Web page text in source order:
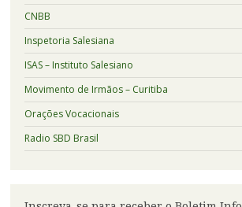
CNBB
Inspetoria Salesiana
ISAS – Instituto Salesiano
Movimento de Irmãos – Curitiba
Orações Vocacionais
Radio SBD Brasil